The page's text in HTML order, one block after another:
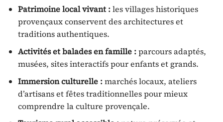
Patrimoine local vivant :les villages historiques
provençaux conservent des architectures et
traditions authentiques.
Activités et balades en famille :parcours adaptés,
musées, sites interactifs pour enfants et grands.
Immersion culturelle :marchés locaux, ateliers
d’artisans et fêtes traditionnelles pour mieux
comprendre la culture provençale.